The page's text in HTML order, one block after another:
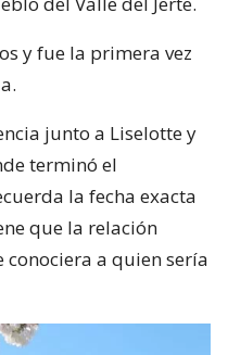
y fue la primera vez
junto a Liselotte y
terminó el
la fecha exacta
que la relación
a quien sería